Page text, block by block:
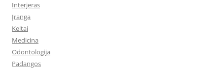
Interjeras
Įranga
Keltai
Medicina
Odontologija
Padangos